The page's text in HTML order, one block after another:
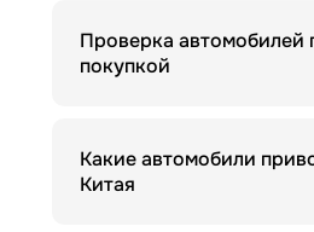
Проверка автомобилей
покупкой
Какие автомобили
Китая